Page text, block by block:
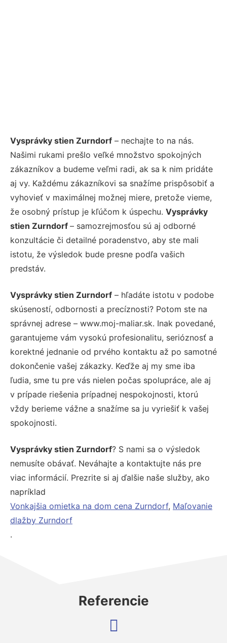
Vysprávky stien Zurndorf – nechajte to na nás.
Našimi rukami prešlo veľké množstvo spokojných
zákazníkov a budeme veľmi radi, ak sa k nim pridáte
aj vy. Každému zákazníkovi sa snažíme prispôsobiť a
vyhovieť v maximálnej možnej miere, pretože vieme,
že osobný prístup je kľúčom k úspechu. Vysprávky
stien Zurndorf – samozrejmosťou sú aj odborné
konzultácie či detailné poradenstvo, aby ste mali
istotu, že výsledok bude presne podľa vašich
predstáv.
Vysprávky stien Zurndorf – hľadáte istotu v podobe
skúseností, odbornosti a precíznosti? Potom ste na
správnej adrese – www.moj-maliar.sk. Inak povedané,
garantujeme vám vysokú profesionalitu, serióznosť a
korektné jednanie od prvého kontaktu až po samotné
dokončenie vašej zákazky. Keďže aj my sme iba
ľudia, sme tu pre vás nielen počas spolupráce, ale aj
v prípade riešenia prípadnej nespokojnosti, ktorú
vždy berieme vážne a snažíme sa ju vyriešiť k vašej
spokojnosti.
Vysprávky stien Zurndorf? S nami sa o výsledok
nemusíte obávať. Neváhajte a kontaktujte nás pre
viac informácií. Prezrite si aj ďalšie naše služby, ako
napríklad
Vonkajšia omietka na dom cena Zurndorf, Maľovanie
dlažby Zurndorf
.
Referencie